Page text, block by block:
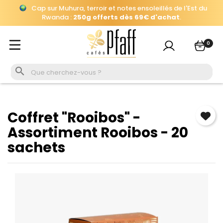
Rwanda :250g offerts dès 69€ d'achat.
Automatiquement ajouté à votre panier, jusqu'au 26 août à
16h.
Cap sur Muhura, terroir et notes ensoleillés de l'Est du
250g offerts dès 69€ d'achat

0
Coffret "Rooibos" -
Assortiment Rooibos - 20
sachets
Se connecter ×
Vous devez être connecté pour enregistrer les produits
de votre liste de souhaits.